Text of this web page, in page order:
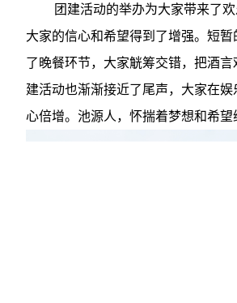
团建活动的举办为大家带来了欢
大家的信心和希望得到了增强。短
了晚餐环节，大家觥筹交错，把酒
建活动也渐渐接近了尾声，大家在
心倍增。池源人，怀揣着梦想和希望